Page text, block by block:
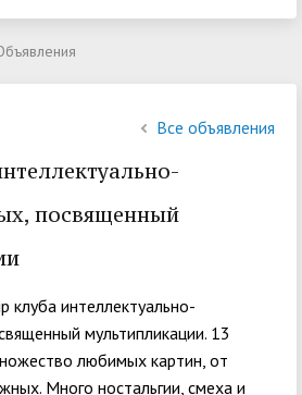
Все объявления
посвященный
клуба интеллектуально-
мультипликации. 13
любимых картин, от
Много ностальгии, смеха и